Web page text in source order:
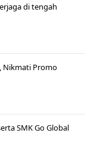
di tengah
Nikmati Promo
SMK Go Global